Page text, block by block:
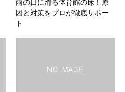
雨の日に滑る体育館の床！原
因と対策をプロが徹底サポー
ト